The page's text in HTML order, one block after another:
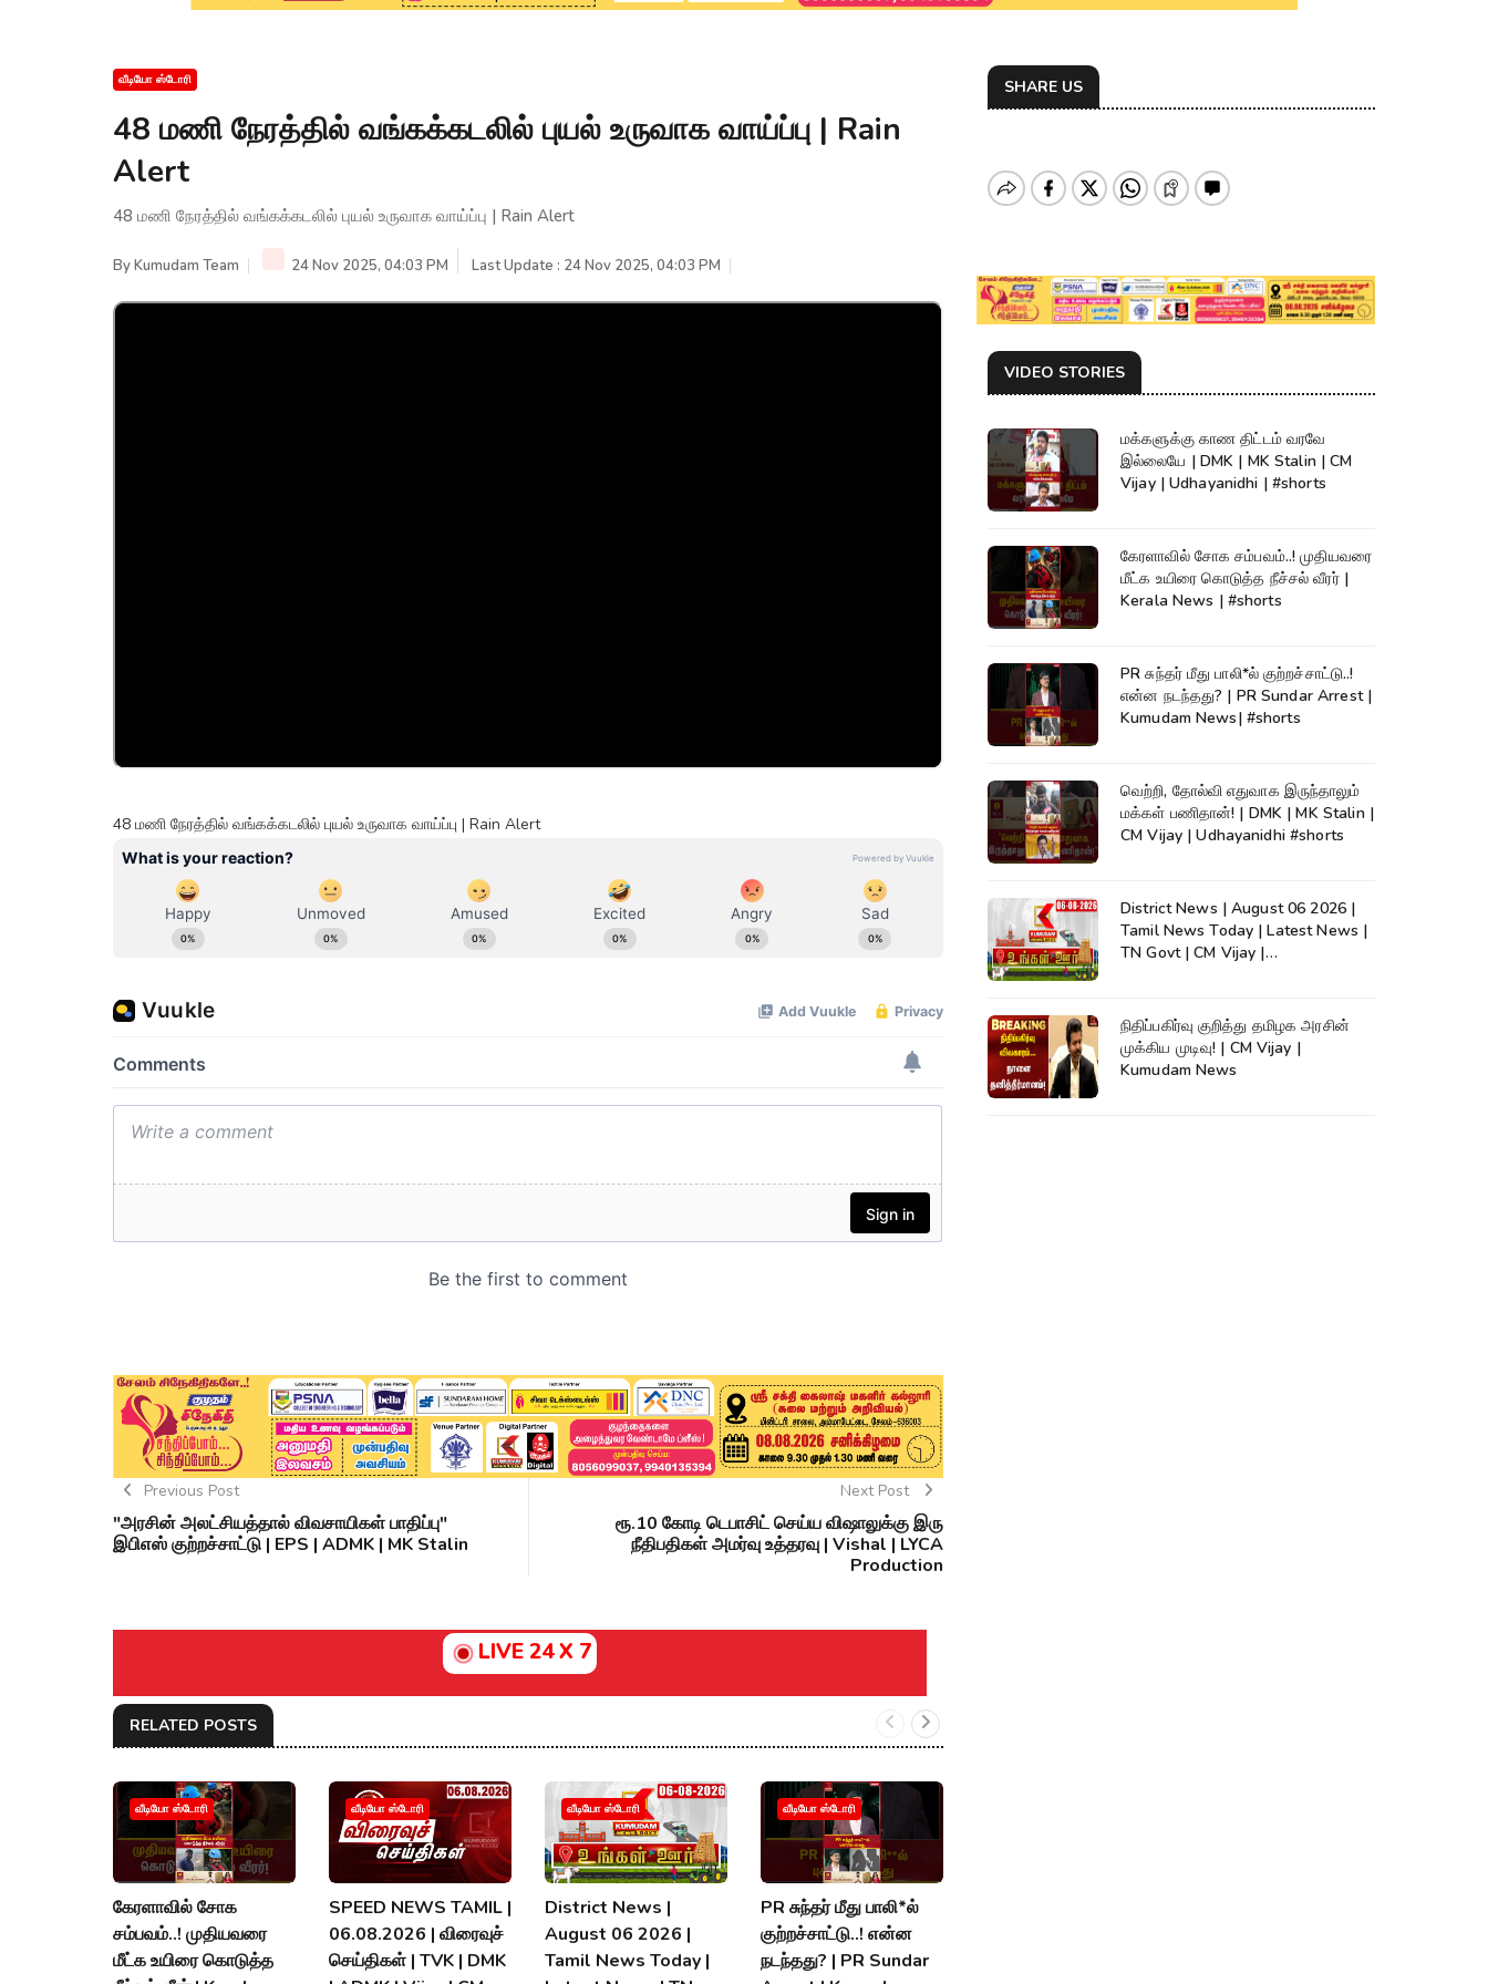
வீடியோ ஸ்டோரி
48 மணி நேரத்தில் வங்கக்கடலில் புயல் உருவாக வாய்ப்பு | Rain
Alert
48 மணி நேரத்தில் வங்கக்கடலில் புயல் உருவாக வாய்ப்பு | Rain Alert
ByKumudam Team 24 Nov 2025, 04:03 PM Last Update : 24 Nov 2025, 04:03 PM
48 மணி நேரத்தில் வங்கக்கடலில் புயல் உருவாக வாய்ப்பு | Rain Alert
Previous Post
"அரசின் அலட்சியத்தால் விவசாயிகள் பாதிப்பு"
இபிஎஸ் குற்றச்சாட்டு | EPS | ADMK | MK Stalin
Next Post
ரூ.10 கோடி டெபாசிட் செய்ய விஷாலுக்கு இரு
நீதிபதிகள் அமர்வு உத்தரவு | Vishal | LYCA
Production
LIVE 24 X 7
RELATED POSTS
வீடியோ ஸ்டோரி
கேரளாவில் சோக
சம்பவம்..! முதியவரை
மீட்க உயிரை கொடுத்த
வீடியோ ஸ்டோரி
SPEED NEWS TAMIL |
06.08.2026 | விரைவுச்
செய்திகள் | TVK | DMK
வீடியோ ஸ்டோரி
District News |
August 06 2026 |
Tamil News Today |
வீடியோ ஸ்டோரி
PR சுந்தர் மீது பாலி*ல்
குற்றச்சாட்டு..! என்ன
நடந்தது? | PR Sundar
SHARE US
VIDEO STORIES
மக்களுக்கு காண திட்டம் வரவே
இல்லையே | DMK | MK Stalin | CM
Vijay | Udhayanidhi | #shorts
கேரளாவில் சோக சம்பவம்..! முதியவரை
மீட்க உயிரை கொடுத்த நீச்சல் வீரர் |
Kerala News | #shorts
PR சுந்தர் மீது பாலி*ல் குற்றச்சாட்டு..!
என்ன நடந்தது? | PR Sundar Arrest |
Kumudam News| #shorts
வெற்றி, தோல்வி எதுவாக இருந்தாலும்
மக்கள் பணிதான்! | DMK | MK Stalin |
CM Vijay | Udhayanidhi #shorts
District News | August 06 2026 |
Tamil News Today | Latest News |
TN Govt | CM Vijay |
நிதிப்பகிர்வு குறித்து தமிழக அரசின்
முக்கிய முடிவு! | CM Vijay |
Kumudam News